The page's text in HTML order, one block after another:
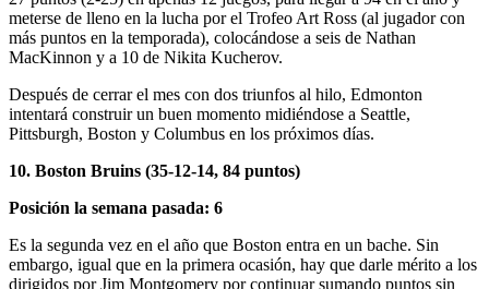
meterse de lleno en la lucha por el Trofeo Art Ross (al jugador con
más puntos en la temporada), colocándose a seis de Nathan
MacKinnon y a 10 de Nikita Kucherov.
Después de cerrar el mes con dos triunfos al hilo, Edmonton
intentará construir un buen momento midiéndose a Seattle,
Pittsburgh, Boston y Columbus en los próximos días.
10. Boston Bruins (35-12-14, 84 puntos)
Posición la semana pasada: 6
Es la segunda vez en el año que Boston entra en un bache. Sin
embargo, igual que en la primera ocasión, hay que darle mérito a los
dirigidos por Jim Montgomery por continuar sumando puntos sin